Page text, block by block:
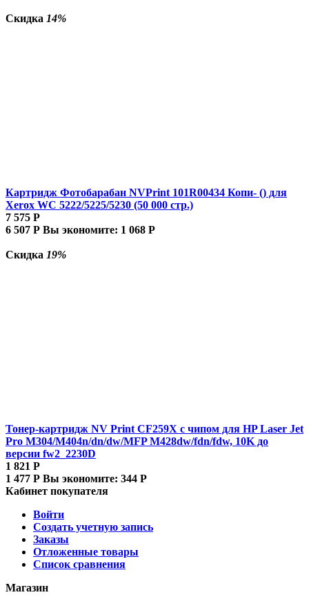
Скидка 14%
Картридж Фотобарабан NVPrint 101R00434 Копи- () для
Xerox WC 5222/5225/5230 (50 000 стр.)
7 575 Р
6 507 Р Вы экономите: 1 068 Р
Скидка 19%
Тонер-картридж NV Print CF259X с чипом для HP Laser Jet
Pro M304/M404n/dn/dw/MFP M428dw/fdn/fdw, 10K до
версии fw2_2230D
1 821 Р
1 477 Р Вы экономите: 344 Р
Кабинет покупателя
Войти
Создать учетную запись
Заказы
Отложенные товары
Список сравнения
Магазин